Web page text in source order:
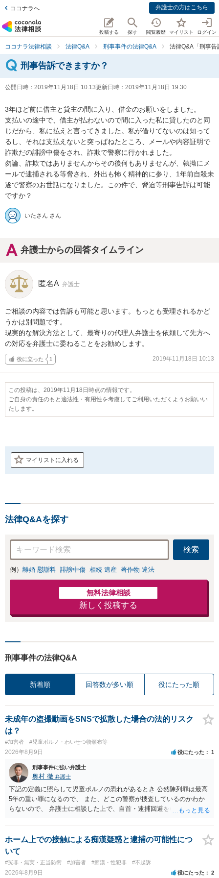
ココナラへ 弁護士の方はこちら
投稿する 探す 閲覧履歴 マイリスト ログイン
ココナラ法律相談 法律Q&A 刑事事件の法律Q&A 法律Q&A「刑事
刑事告訴できますか？
公開日時： 2019年11月18日 10:13更新日時： 2019年11月18日 19:30
3年ほど前に借主と貸主の間に入り、借金のお願いをしました。
支払いの途中で、借主が払わないので間に入った私に貸したのと同
じだから、私に払えと言ってきました。私が借りてないのは知って
るし、それは支払えないと突っぱねたところ、メールや内容証明で
詐欺だの誹謗中傷をされ、詐欺で警察に行かれました。
勿論、詐欺ではありませんからその後何もありませんが、執拗にメ
ールで逮捕される等脅され、外出も怖く精神的に参り、1年前自殺未
遂で警察のお世話になりました。この件で、脅迫等刑事告訴は可能
いたさん さん
弁護士からの回答タイムライン
匿名A 弁護士
ご相談の内容では告訴も可能と思います。もっとも受理されるかど
うかは別問題です。
現実的な解決方法として、最寄りの代理人弁護士を依頼して先方へ
の対応を弁護士に委ねることをお勧めします。
役に立った 1 2019年11月18日 10:13
この投稿は、2019年11月18日時点の情報です。
ご自身の責任のもと適法性・有用性を考慮してご利用いただくようお願いい
たします。
マイリストに入れる
法律Q&Aを探す
検索
例） 離婚 慰謝料 誹謗中傷 相続 遺産 著作物 違法
無料法律相談
新しく投稿する
刑事事件の法律Q&A
新着順 回答数が多い順 役にたった順
未成年の盗撮動画をSNSで拡散した場合の法的リスク
は？
#加害者 #児童ポルノ・わいせつ物頒布等
2026年8月9日 役にたった 1
刑事事件に強い弁護士
奥村 徹 弁護士
下記の定義に照らして児童ポルノの恐れがあるとき 公然陳列罪は最高
5年の重い罪になるので、 また、どこの警察が捜査しているのかわか
らないので、 弁護士に相談した上で、自首・逮捕回避を検討して下さ
童の性的な部位（性器等若しくはその周辺部、臀でん部又は胸部をい
う。）が露出され又は強調されているものであり、かつ、性欲を興奮
させ又は刺激するもの
ホーム上での接触による痴漢疑惑と逮捕の可能性につ
いて
#冤罪・無実・正当防衛 #加害者 #痴漢・性犯罪 #不起訴
2026年8月9日 役にたった 2